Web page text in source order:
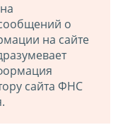
о
на сайте
сайта ФНС